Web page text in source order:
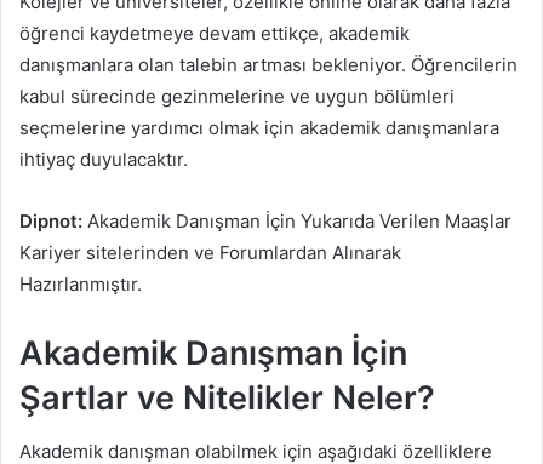
öğrenci kaydetmeye devam ettikçe, akademik
danışmanlara olan talebin artması bekleniyor. Öğrencilerin
kabul sürecinde gezinmelerine ve uygun bölümleri
seçmelerine yardımcı olmak için akademik danışmanlara
ihtiyaç duyulacaktır.
Dipnot: Akademik Danışman İçin Yukarıda Verilen Maaşlar
Kariyer sitelerinden ve Forumlardan Alınarak
Hazırlanmıştır.
Akademik Danışman İçin
Şartlar ve Nitelikler Neler?
Akademik danışman olabilmek için aşağıdaki özelliklere